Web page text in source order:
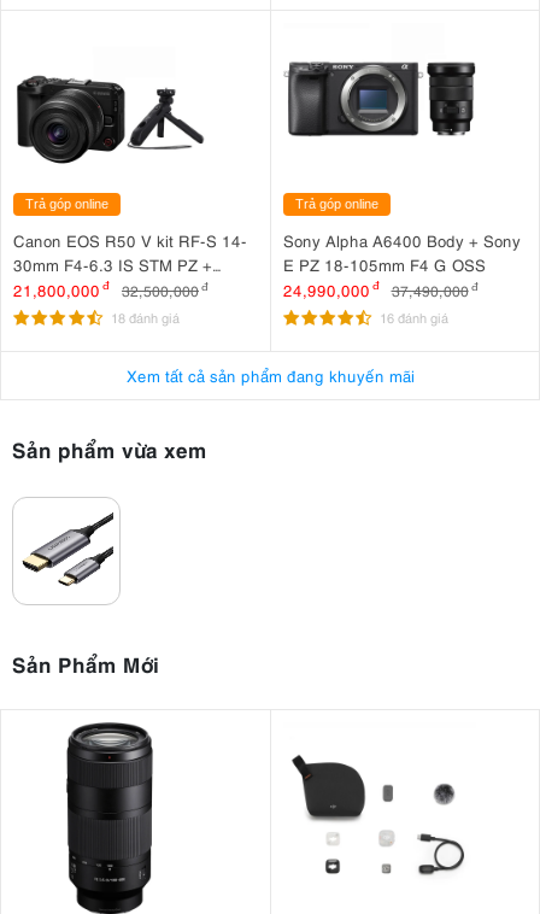
Trả góp online
Canon EOS R50 V kit RF-S 14-
30mm F4-6.3 IS STM PZ +
Canon HG-100TBR
21,800,000 đ 32,500,000đ
18 đánh giá
Trả góp online
Sony Alpha A6400 Body + Sony
E PZ 18-105mm F4 G OSS
24,990,000 đ 37,490,000 đ
16 đánh giá
Xem tất cả sản phẩm đang khuyến mãi
Sản phẩm vừa xem
Sản Phẩm Mới